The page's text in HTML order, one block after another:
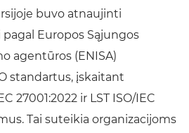
buvo atnaujinti
Europos Sąjungos
agentūros (ENISA)
standartus, įskaitant
27001:2022 ir LST ISO/IEC
Tai suteikia organizacijoms